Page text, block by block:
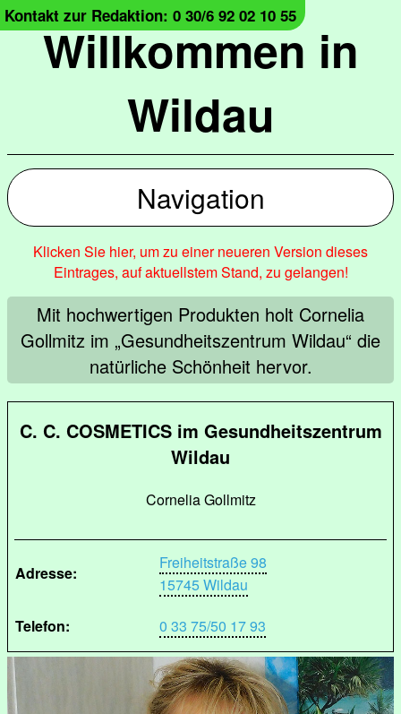
Willkommen in
Wildau
Kontakt zur Redaktion: 0 30/6 92 02 10 55
Navigation
Klicken Sie hier, um zu einer neueren Version dieses
Eintrages, auf aktuellstem Stand, zu gelangen!
Mit hochwertigen Produkten holt Cornelia
Gollmitz im „Gesundheitszentrum Wildau“ die
natürliche Schönheit hervor.
C. C. COSMETICS im Gesundheitszentrum
Wildau
Cornelia Gollmitz
Adresse:
Freiheitstraße 98
15745 Wildau
Telefon:
0 33 75/50 17 93